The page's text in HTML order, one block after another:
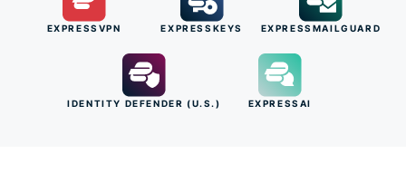
EXPRESSVPN EXPRESSKEYS EXPRESSMAILGUARD
IDENTITY DEFENDER (U.S.) EXPRESSAI